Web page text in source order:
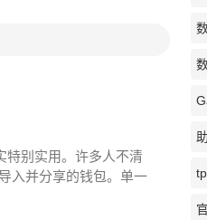
特别实用。许多人不清
入并分享的钱包。单一